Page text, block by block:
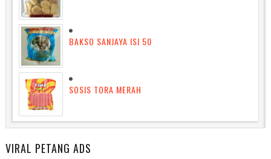
BAKSO SANJAYA ISI 50
SOSIS TORA MERAH
VIRAL PETANG ADS